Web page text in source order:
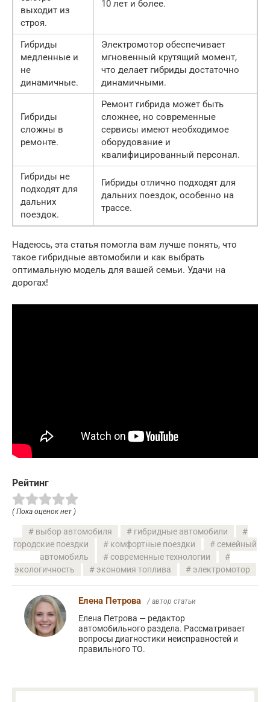
выходит из
строя.
10 лет и более.
Гибриды
медленные и
не
динамичные.
Электромотор обеспечивает
мгновенный крутящий момент,
что делает гибриды достаточно
динамичными.
Гибриды
сложны в
ремонте.
Ремонт гибрида может быть
сложнее, но современные
сервисы имеют необходимое
оборудование и
квалифицированный персонал.
Гибриды не
подходят для
дальних
поездок.
Гибриды отлично подходят для
дальних поездок, особенно на
трассе.
Надеюсь, эта статья помогла вам лучше понять, что
такое гибридные автомобили и как выбрать
оптимальную модель для вашей семьи. Удачи на
дорогах!
Рейтинг
( Пока оценок нет )
выбор автомобиля
гибридные автомобили
городские поездки
комфортные поездки
семейный
автомобиль
современные технологии
экологичность
экономия топлива электромотор
Елена Петрова / автор статьи
Елена Петрова — редактор
автомобильного раздела. Рассматривает
вопросы диагностики неисправностей и
правильного ТО.